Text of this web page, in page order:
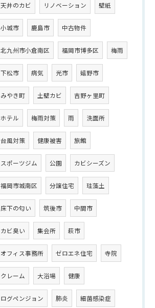
天井のカビ リノベーション 壁紙
小城市 鹿島市 中古物件
北九州市小倉南区 福岡市博多区 梅雨
下松市 病気 光市 嬉野市
みやき町 土壁カビ 吉野ヶ里町
ホテル 梅雨対策 雨 洗面所
台風対策 健康被害 旅館
スポーツジム 公園 カビシーズン
福岡市城南区 分譲住宅 珪藻土
床下の匂い 筑後市 中間市
カビ臭い 集会所 萩市
オフィス事務所 ゼロエネ住宅 寺院
クレーム 大浴場 健康
ログペンジョン 肺炎 細菌感染症